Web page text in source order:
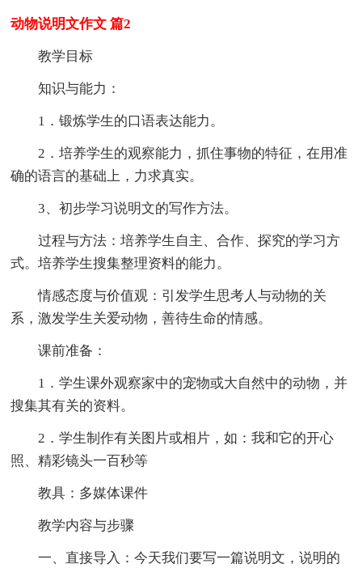
动物说明文作文 篇2
教学目标
知识与能力：
1．锻炼学生的口语表达能力。
2．培养学生的观察能力，抓住事物的特征，在用准
确的语言的基础上，力求真实。
3、初步学习说明文的写作方法。
过程与方法：培养学生自主、合作、探究的学习方
式。培养学生搜集整理资料的能力。
情感态度与价值观：引发学生思考人与动物的关
系，激发学生关爱动物，善待生命的情感。
课前准备：
1．学生课外观察家中的宠物或大自然中的动物，并
搜集其有关的资料。
2．学生制作有关图片或相片，如：我和它的开心
照、精彩镜头一百秒等
教具：多媒体课件
教学内容与步骤
一、直接导入：今天我们要写一篇说明文，说明的